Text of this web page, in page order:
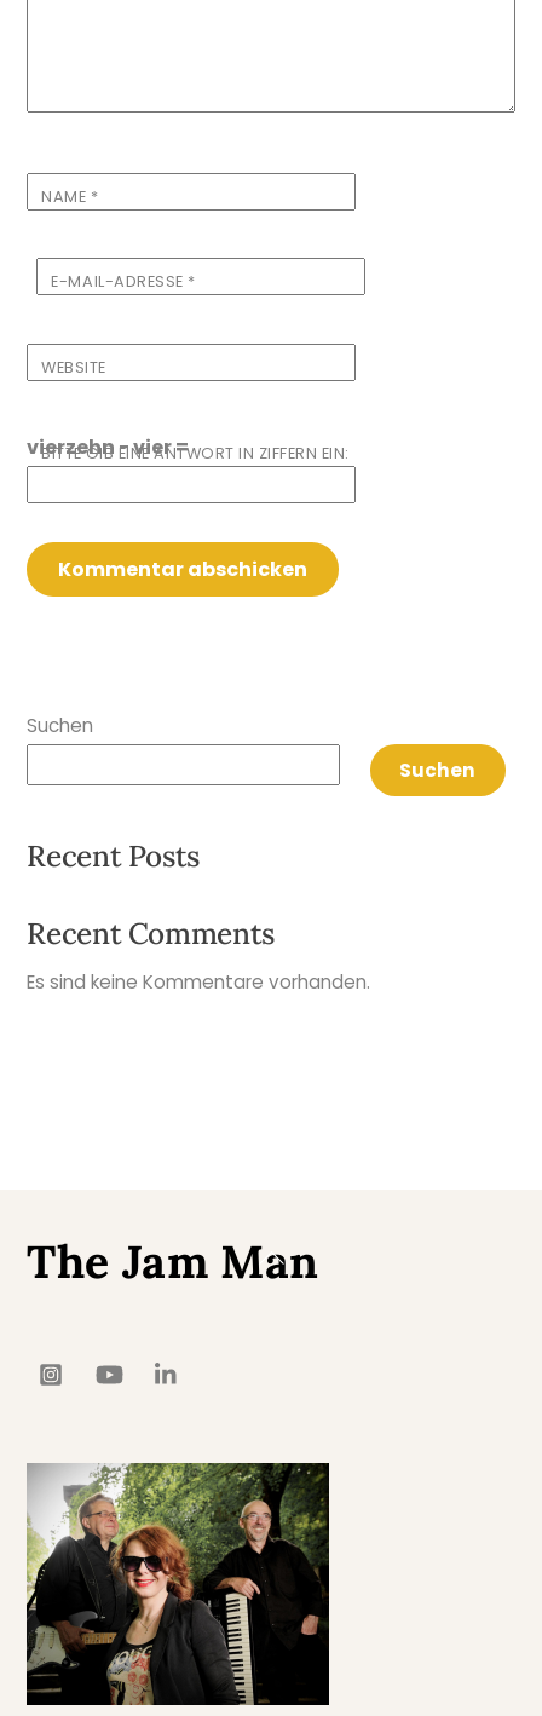
NAME *
E-MAIL-ADRESSE *
WEBSITE
BITTE GIB EINE ANTWORT IN ZIFFERN EIN:
vierzehn − vier =
Suchen
Suchen
Recent Posts
Recent Comments
Es sind keine Kommentare vorhanden.
Back
The Jam Man